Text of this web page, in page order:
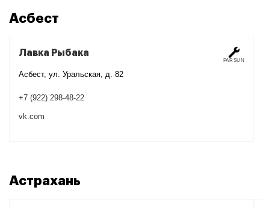
Асбест
Лавка Рыбака
Асбест, ул. Уральская, д. 82
+7 (922) 298-48-22
vk.com
PARSUN
Астрахань